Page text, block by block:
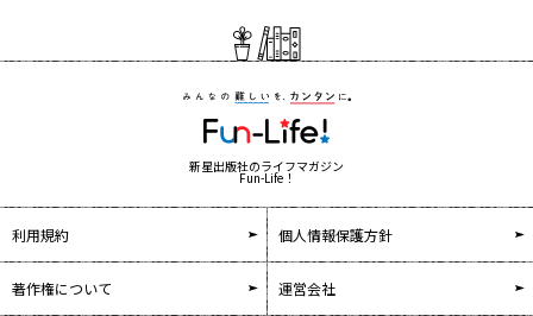
新星出版社のライフマガジン
Fun-Life！
利用規約 個人情報保護方針
著作権について 運営会社